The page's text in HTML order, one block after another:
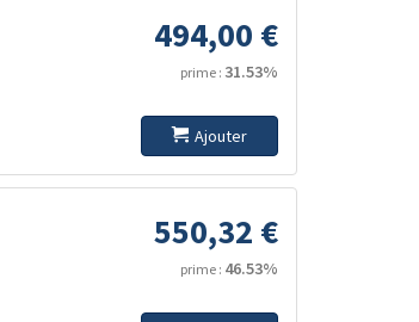
494,00 €
prime : 31.53%
Ajouter
550,32 €
prime : 46.53%